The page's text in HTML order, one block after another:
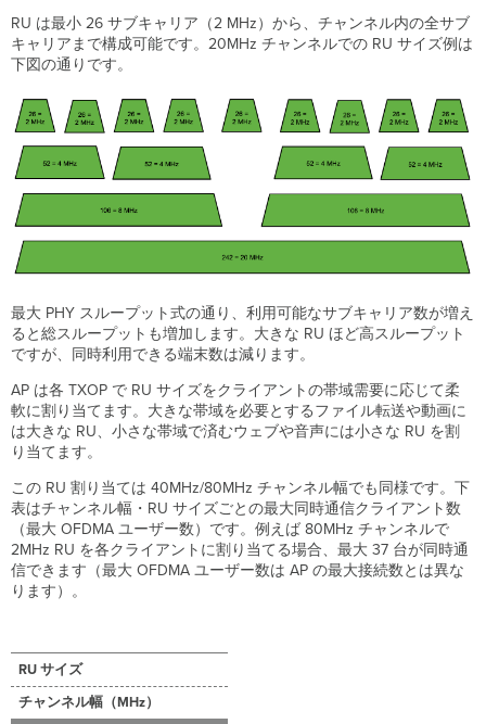
RU は最小 26 サブキャリア（2 MHz）から、チャンネル内の全サブ
キャリアまで構成可能です。20MHz チャンネルでの RU サイズ例は
下図の通りです。
最大 PHY スループット式の通り、利用可能なサブキャリア数が増え
ると総スループットも増加します。大きな RU ほど高スループット
ですが、同時利用できる端末数は減ります。
AP は各 TXOP で RU サイズをクライアントの帯域需要に応じて柔
軟に割り当てます。大きな帯域を必要とするファイル転送や動画に
は大きな RU、小さな帯域で済むウェブや音声には小さな RU を割
り当てます。
この RU 割り当ては 40MHz/80MHz チャンネル幅でも同様です。下
表はチャンネル幅・RU サイズごとの最大同時通信クライアント数
（最大 OFDMA ユーザー数）です。例えば 80MHz チャンネルで
2MHz RU を各クライアントに割り当てる場合、最大 37 台が同時通
信できます（最大 OFDMA ユーザー数は AP の最大接続数とは異な
ります）。
RU サイズ
チャンネル幅（MHz）